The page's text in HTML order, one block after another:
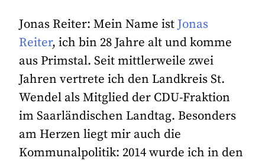
Jonas Reiter: Mein Name ist Jonas
Reiter, ich bin 28 Jahre alt und komme
aus Primstal. Seit mittlerweile zwei
Jahren vertrete ich den Landkreis St.
Wendel als Mitglied der CDU-Fraktion
im Saarländischen Landtag. Besonders
am Herzen liegt mir auch die
Kommunalpolitik: 2014 wurde ich in den